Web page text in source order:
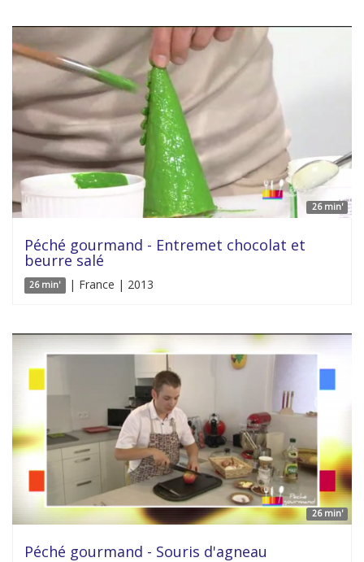
26 min'
Péché gourmand - Entremet chocolat et
beurre salé
26 min' | France | 2013
26 min'
Péché gourmand - Souris d'agneau